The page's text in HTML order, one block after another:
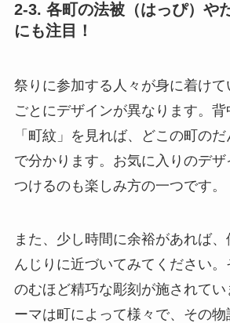
2-3. 各町の法被（はっぴ）や
にも注目！
祭りに参加する人々が身に着け
ごとにデザインが異なります。背
「町紋」を見れば、どこの町の
で分かります。お気に入りのデ
つけるのも楽しみ方の一つです。
また、少し時間に余裕があれば
んじりに近づいてみてください
のむほど精巧な彫刻が施されて
ーマは町によって様々で、その物